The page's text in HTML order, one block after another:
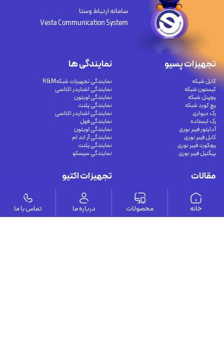
سامانه ارتباط وستا
Vesta Communication System
تجهیزات پسیو
کابل شبکه
کیستون شبکه
پچپنل شبکه
پچ کورد شبکه
رک دیواری
رک ایستاده
آداپتور فیبر نوری
کابل فیبر نوری
پچکورد فیبر نوری
پیگتیل فیبر نوری
تجهیزات اکتیو
سوئیچ شبکه غیر مدیریتی
سوئیچ شبکه مدیریتی
سوئیچ شبکه POE
سوئیچ شبکه صنعتی
نمایندگی ها
نمایندگی تجهیزات شبکهR&M
نمایندگی اشنایدر اکتاسی
نمایندگی لویتون
نمایندگی پلنت
نمایندگی اشنایدر اکتاسی
نمایندگی فول
نمایندگی لویتون
نمایندگی آر اند ام
نمایندگی پلنت
نمایندگی سیسکو
مقالات
راهنمای کامل اتصال دوربین مدار بسته به
موبایل و کامپیوتر برای نظارت هوشمند و
مشکلات رایج در دوربین‌های مداربسته و
خانه محصولات درباره ما تماس با ما